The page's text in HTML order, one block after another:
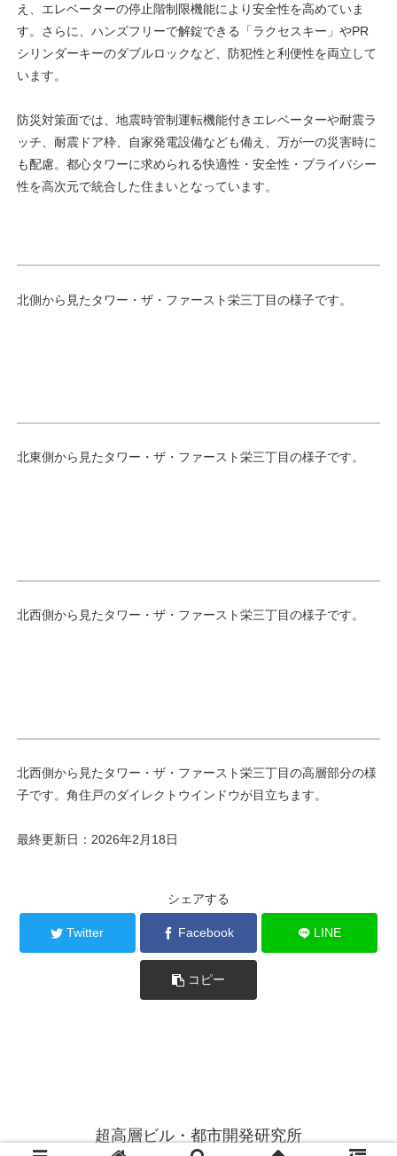
え、エレベーターの停止階制限機能により安全性を高めていま
す。さらに、ハンズフリーで解錠できる「ラクセスキー」やPR
シリンダーキーのダブルロックなど、防犯性と利便性を両立して
います。
防災対策面では、地震時管制運転機能付きエレベーターや耐震ラ
ッチ、耐震ドア枠、自家発電設備なども備え、万が一の災害時に
も配慮。都心タワーに求められる快適性・安全性・プライバシー
性を高次元で統合した住まいとなっています。
北側から見たタワー・ザ・ファースト栄三丁目の様子です。
北東側から見たタワー・ザ・ファースト栄三丁目の様子です。
北西側から見たタワー・ザ・ファースト栄三丁目の様子です。
北西側から見たタワー・ザ・ファースト栄三丁目の高層部分の様
子です。角住戸のダイレクトウインドウが目立ちます。
最終更新日：2026年2月18日
シェアする
Twitter Facebook LINE
コピー
超高層ビル・都市開発研究所